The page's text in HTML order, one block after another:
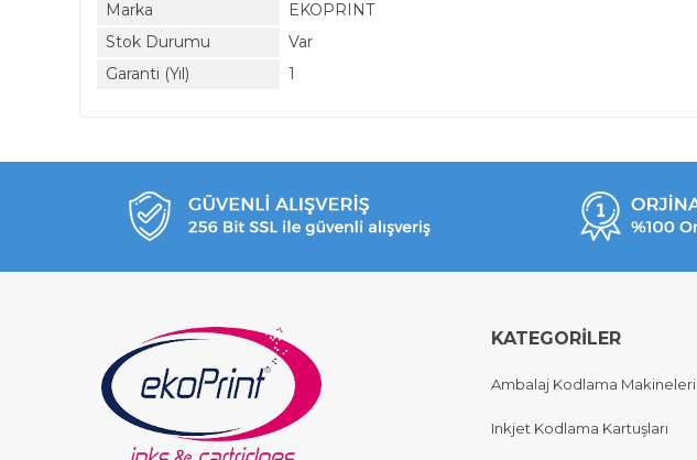
Marka
EKOPRINT
Stok Durumu
Var
Garanti (Yıl)
1
KATEGORİLER
Ambalaj Kodlama Makineleri
Inkjet Kodlama Kartuşları